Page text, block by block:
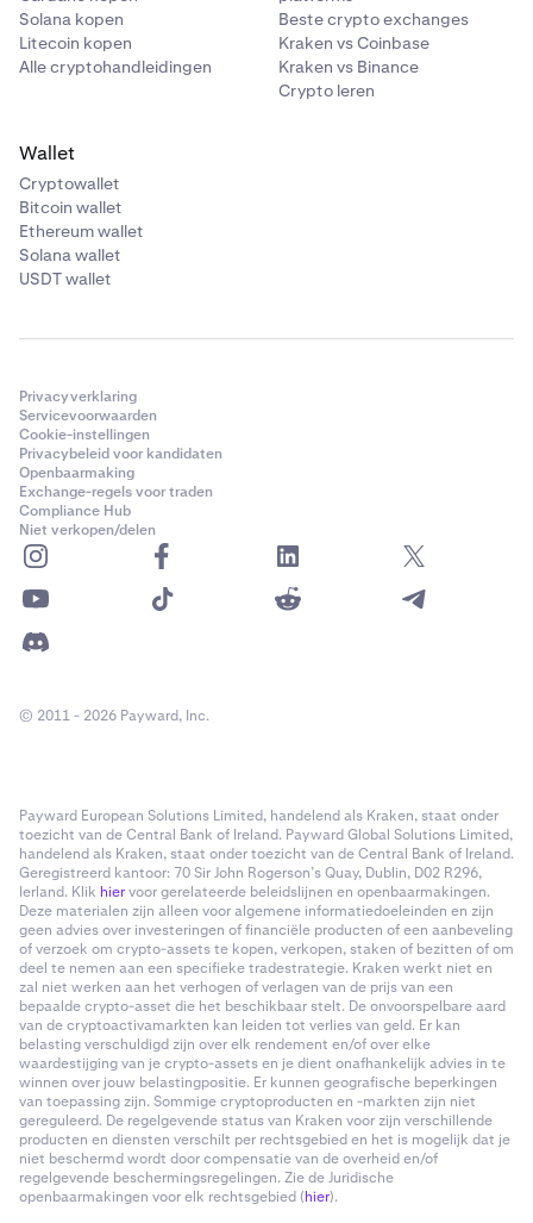
Solana kopen
Litecoin kopen
Alle cryptohandleidingen
Beste crypto exchanges
Kraken vs Coinbase
Kraken vs Binance
Crypto leren
Wallet
Cryptowallet
Bitcoin wallet
Ethereum wallet
Solana wallet
USDT wallet
Privacyverklaring
Servicevoorwaarden
Cookie-instellingen
Privacybeleid voor kandidaten
Openbaarmaking
Exchange-regels voor traden
Compliance Hub
Niet verkopen/delen
© 2011 - 2026 Payward, Inc.
Payward European Solutions Limited, handelend als Kraken, staat onder
toezicht van de Central Bank of Ireland. Payward Global Solutions Limited,
handelend als Kraken, staat onder toezicht van de Central Bank of Ireland.
Geregistreerd kantoor: 70 Sir John Rogerson’s Quay, Dublin, D02 R296,
Ierland. Klik hiervoor gerelateerde beleidslijnen en openbaarmakingen.
Deze materialen zijn alleen voor algemene informatiedoeleinden en zijn
geen advies over investeringen of financiële producten of een aanbeveling
of verzoek om crypto-assets te kopen, verkopen, staken of bezitten of om
deel te nemen aan een specifieke tradestrategie. Kraken werkt niet en
zal niet werken aan het verhogen of verlagen van de prijs van een
bepaalde crypto-asset die het beschikbaar stelt. De onvoorspelbare aard
van de cryptoactivamarkten kan leiden tot verlies van geld. Er kan
belasting verschuldigd zijn over elk rendement en/of over elke
waardestijging van je crypto-assets en je dient onafhankelijk advies in te
winnen over jouw belastingpositie. Er kunnen geografische beperkingen
van toepassing zijn. Sommige cryptoproducten en -markten zijn niet
gereguleerd. De regelgevende status van Kraken voor zijn verschillende
producten en diensten verschilt per rechtsgebied en het is mogelijk dat je
niet beschermd wordt door compensatie van de overheid en/of
regelgevende beschermingsregelingen. Zie de Juridische
openbaarmakingen voor elk rechtsgebied (hier).